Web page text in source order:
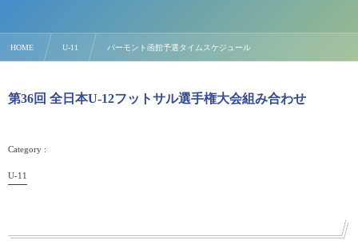
HOME U-11 バーモント函館予選タイムスケジュール
第36回 全日本U-12フットサル選手権大会組み合わせ
U-11